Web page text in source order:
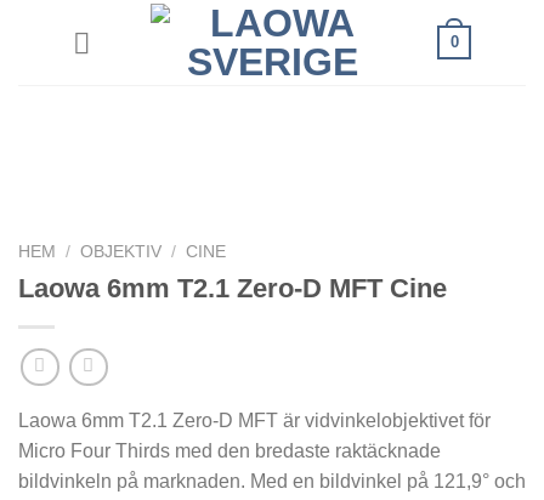
0
HEM / OBJEKTIV / CINE
Laowa 6mm T2.1 Zero-D MFT Cine
Laowa 6mm T2.1 Zero-D MFT är vidvinkelobjektivet för
Micro Four Thirds med den bredaste raktäcknade
bildvinkeln på marknaden. Med en bildvinkel på 121,9° och